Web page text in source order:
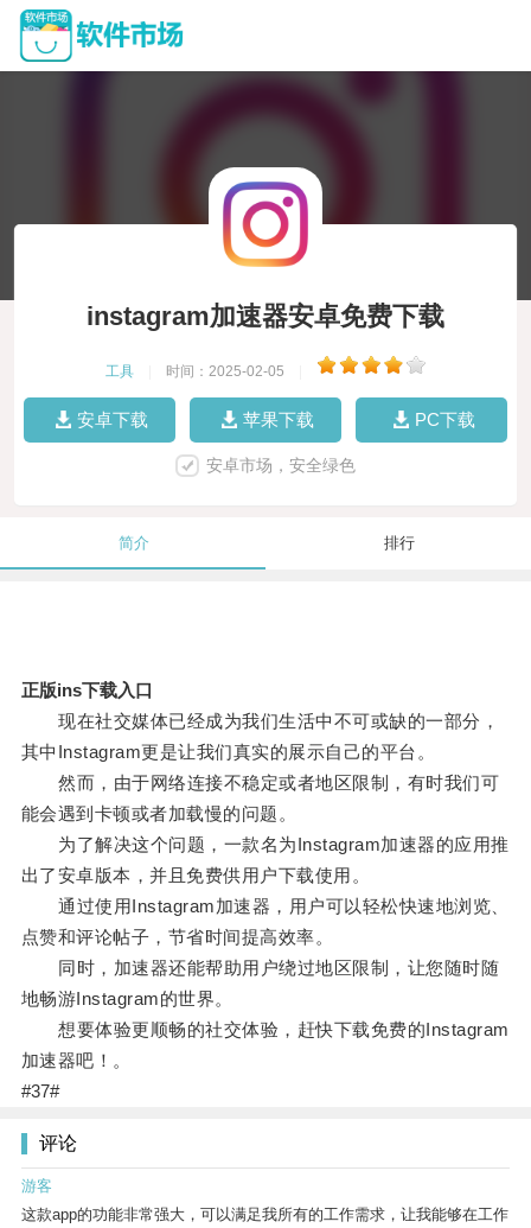
instagram加速器安卓免费下载
工具 时间：2025-02-05
安卓下载 苹果下载 PC下载
安卓市场，安全绿色
简介 排行
正版ins下载入口
现在社交媒体已经成为我们生活中不可或缺的一部分，
其中Instagram更是让我们真实的展示自己的平台。
然而，由于网络连接不稳定或者地区限制，有时我们可
能会遇到卡顿或者加载慢的问题。
为了解决这个问题，一款名为Instagram加速器的应用推
出了安卓版本，并且免费供用户下载使用。
通过使用Instagram加速器，用户可以轻松快速地浏览、
点赞和评论帖子，节省时间提高效率。
同时，加速器还能帮助用户绕过地区限制，让您随时随
地畅游Instagram的世界。
想要体验更顺畅的社交体验，赶快下载免费的Instagram
加速器吧！。
#37#
评论
游客
这款app的功能非常强大，可以满足我所有的工作需求，让我能够在工作